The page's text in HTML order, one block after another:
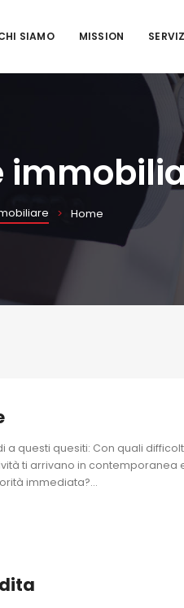
SIAMO MISSION
Home
a questi quesiti: Con quali
ti arrivano in contemporanea
immediata?...